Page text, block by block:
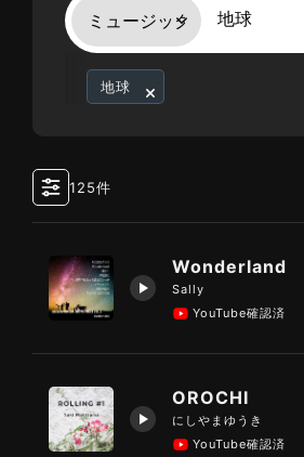
地球
125件
Wonderland
Sally
YouTube確認済
OROCHI
にしやまゆうき
YouTube確認済